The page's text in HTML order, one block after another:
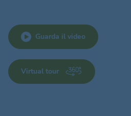
Guarda il video
Virtual tour